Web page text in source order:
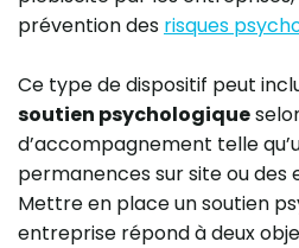
prévention des risques
Ce type de dispositif peut
soutien psychologique
d’accompagnement telle
permanences sur site ou des
Mettre en place un soutien
entreprise répond à deux